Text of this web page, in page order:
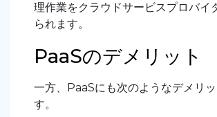
理作業をクラウドサービスプロバイ
られます。
PaaSのデメリット
一方、PaaSにも次のようなデメリ
す。